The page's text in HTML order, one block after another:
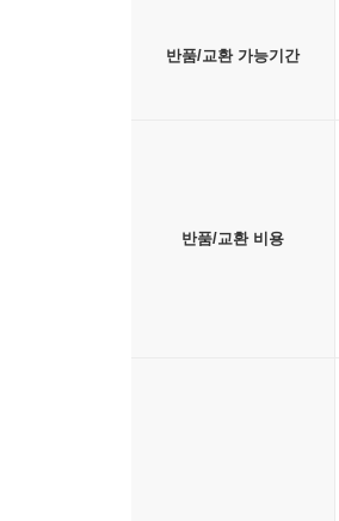
반품/교환 가능기간
반품/교환 비용